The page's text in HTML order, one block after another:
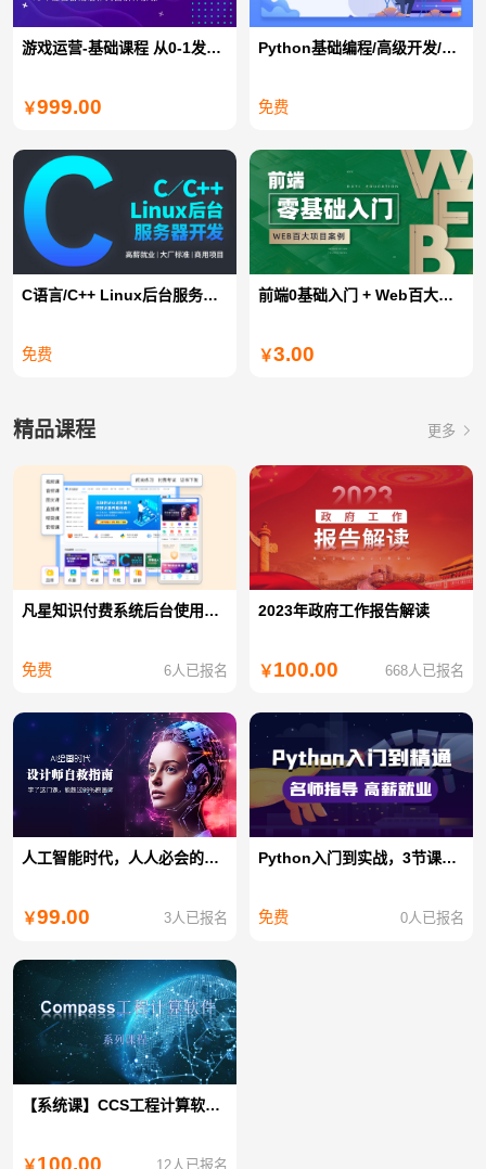
游戏运营-基础课程 从0-1发行一款游戏项目
￥999.00
Python基础编程/高级开发/全栈开发/爬虫/数据分析
免费
C语言/C++ Linux后台服务器开发
免费
前端0基础入门 + Web百大项目案例
￥3.00
精品课程 更多
凡星知识付费系统后台使用教程
免费 6人已报名
2023年政府工作报告解读
￥100.00 668人已报名
人工智能时代，人人必会的AI绘画设计课
￥99.00 3人已报名
Python入门到实战，3节课化身为Python大神
免费 0人已报名
【系统课】CCS工程计算软件使用与操作(河船)
100.00 12人已报名